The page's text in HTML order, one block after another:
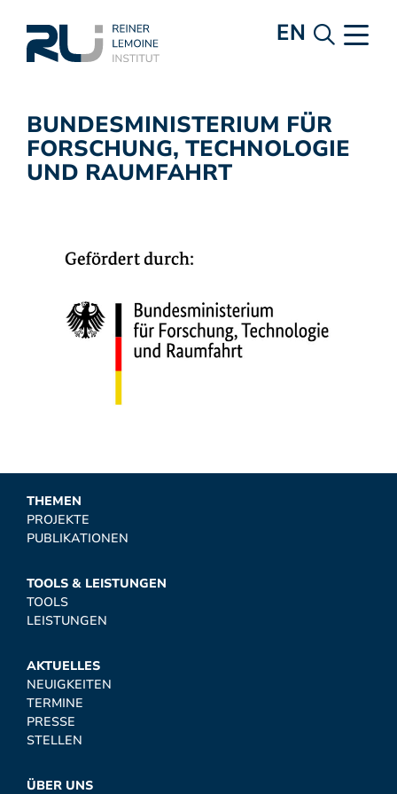
EN
BUNDESMINISTERIUM FÜR
FORSCHUNG, TECHNOLOGIE
UND RAUMFAHRT
THEMEN
PROJEKTE
PUBLIKATIONEN
TOOLS & LEISTUNGEN
TOOLS
LEISTUNGEN
AKTUELLES
NEUIGKEITEN
TERMINE
PRESSE
STELLEN
ÜBER UNS